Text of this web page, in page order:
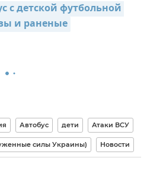
с детской футбольной
и раненые
Автобус дети Атаки ВСУ
силы Украины) Новости